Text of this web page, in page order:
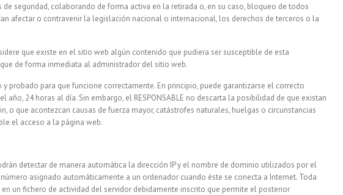
de seguridad, colaborando de forma activa en la retirada o, en su caso, bloqueo de todos
afectar o contravenir la legislación nacional o internacional, los derechos de terceros o la
que existe en el sitio web algún contenido que pudiera ser susceptible de esta
de forma inmediata al administrador del sitio web.
probado para que funcione correctamente. En principio, puede garantizarse el correcto
año, 24 horas al día. Sin embargo, el RESPONSABLE no descarta la posibilidad de que existan
o que acontezcan causas de fuerza mayor, catástrofes naturales, huelgas o circunstancias
el acceso a la página web.
detectar de manera automática la dirección IP y el nombre de dominio utilizados por el
número asignado automáticamente a un ordenador cuando éste se conecta a Internet. Toda
un fichero de actividad del servidor debidamente inscrito que permite el posterior